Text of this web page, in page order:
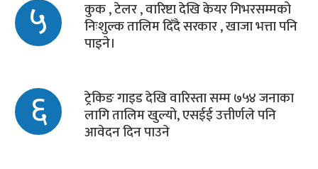
५ कुक , टेलर , वारिष्टा देखि केयर गिभरसम्मको
निःशुल्क तालिम दिँदै सरकार , खाजा भत्ता पनि
पाइने।
६ ट्रेकिङ गाइड देखि वारिस्ता सम्म ७५४ जनाका
लागि तालिम खुल्यो, एसईई उत्तीर्णले पनि
आवेदन दिन पाउने